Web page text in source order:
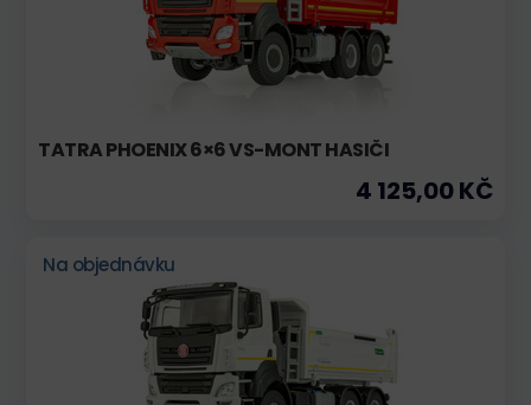
TATRA PHOENIX 6×6 VS-MONT HASIČI
4 125,00 KČ
Na objednávku